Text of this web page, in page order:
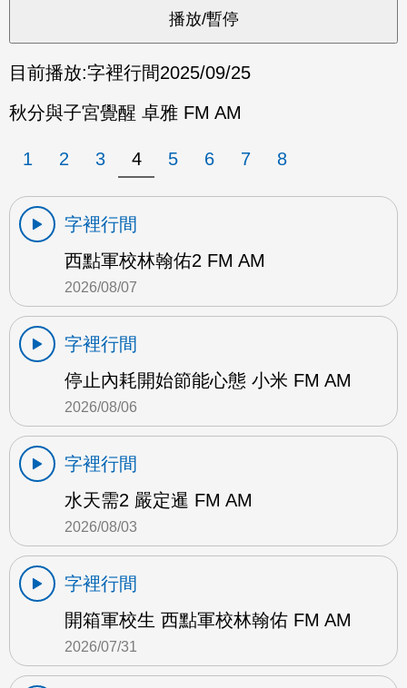
目前播放:字裡行間2025/09/25
秋分與子宮覺醒 卓雅 FM AM
1 2 3 4 5 6 7 8
字裡行間
西點軍校林翰佑2 FM AM
2026/08/07
字裡行間
停止內耗開始節能心態 小米 FM AM
2026/08/06
字裡行間
水天需2 嚴定暹 FM AM
2026/08/03
字裡行間
開箱軍校生 西點軍校林翰佑 FM AM
2026/07/31